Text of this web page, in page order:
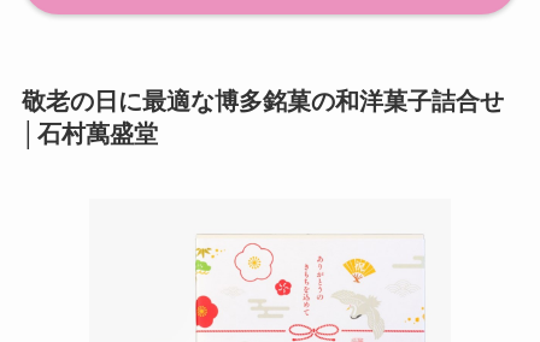
敬老の日に最適な博多銘菓の和洋菓子詰合せ
│石村萬盛堂